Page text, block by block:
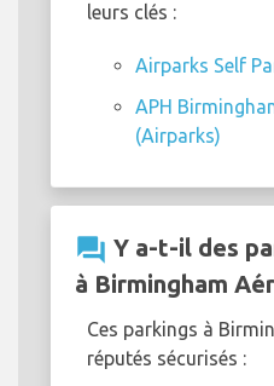
leurs clés :
Airparks Self
APH
(Airparks)
question_answer Y a-t-il des
à Birmingham
Ces parkings à
réputés sécurisés :